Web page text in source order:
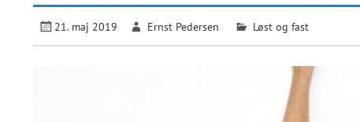
21. maj 2019 Ernst Pedersen Løst og fast